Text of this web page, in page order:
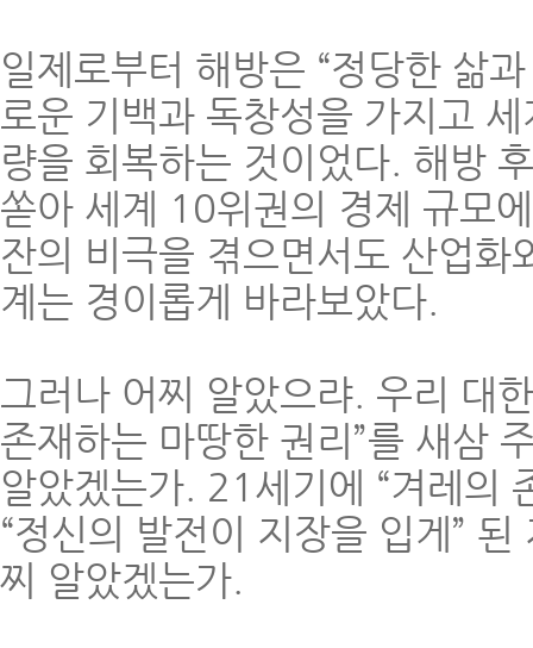
일제로부터 해방은 “정당한 삶
로운 기백과 독창성을 가지고
량을 회복하는 것이었다. 해방
쏟아 세계 10위권의 경제 규모
잔의 비극을 겪으면서도 산업
계는 경이롭게 바라보았다.
그러나 어찌 알았으랴. 우리 대
존재하는 마땅한 권리”를 새삼
알았겠는가. 21세기에 “겨레의
“정신의 발전이 지장을 입게”
찌 알았겠는가.